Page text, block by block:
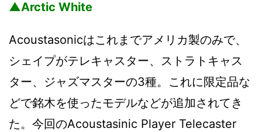
▲Arctic White
Acoustasonicはこれまでアメリカ製のみで、
シェイプがテレキャスター、ストラトキャス
ター、ジャズマスターの3種。これに限定品な
どで銘木を使ったモデルなどが追加されてき
た。今回のAcoustasinic Player Telecaster